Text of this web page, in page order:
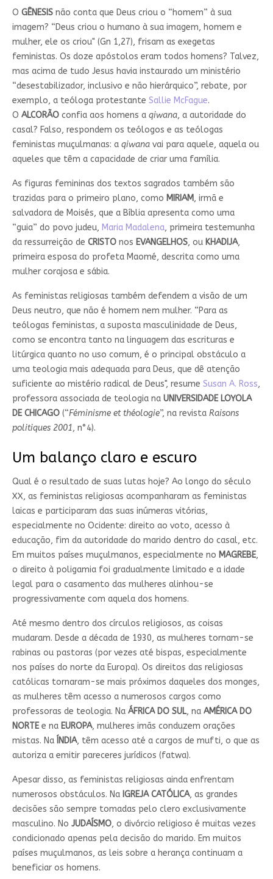
O GÊNESISnão conta que Deus criou o “homem” à sua
imagem? “Deus criou o humano à sua imagem, homem e
mulher, ele os criou" (Gn 1,27), frisam as exegetas
feministas. Os doze apóstolos eram todos homens? Talvez,
mas acima de tudo Jesus havia instaurado um ministério
“desestabilizador, inclusivo e não hierárquico”, rebate, por
exemplo, a teóloga protestante Sallie McFague.
O ALCORÃOconfia aos homens a qiwana, a autoridade do
casal? Falso, respondem os teólogos e as teólogas
feministas muçulmanas: a qiwanavai para aquele, aquela ou
aqueles que têm a capacidade de criar uma família.
As figuras femininas dos textos sagrados também são
trazidas para o primeiro plano, como MIRIAM, irmã e
salvadora de Moisés, que a Bíblia apresenta como uma
“guia” do povo judeu, Maria Madalena, primeira testemunha
da ressurreição de CRISTO nos EVANGELHOS, ou KHADIJA,
primeira esposa do profeta Maomé, descrita como uma
mulher corajosa e sábia.
As feministas religiosas também defendem a visão de um
Deus neutro, que não é homem nem mulher. “Para as
teólogas feministas, a suposta masculinidade de Deus,
como se encontra tanto na linguagem das escrituras e
litúrgica quanto no uso comum, é o principal obstáculo a
uma teologia mais adequada para Deus, que dê atenção
suficiente ao mistério radical de Deus", resume Susan A. Ross,
professora associada de teologia na UNIVERSIDADE LOYOLA
DE CHICAGO(“Féminisme et théologie”, na revista Raisons
politiques 2001, n°4).
Um balanço claro e escuro
Qual é o resultado de suas lutas hoje? Ao longo do século
XX, as feministas religiosas acompanharam as feministas
laicas e participaram das suas inúmeras vitórias,
especialmente no Ocidente: direito ao voto, acesso à
educação, fim da autoridade do marido dentro do casal, etc.
Em muitos países muçulmanos, especialmente no MAGREBE,
o direito à poligamia foi gradualmente limitado e a idade
legal para o casamento das mulheres alinhou-se
progressivamente com aquela dos homens.
Até mesmo dentro dos círculos religiosos, as coisas
mudaram. Desde a década de 1930, as mulheres tornam-se
rabinas ou pastoras (por vezes até bispas, especialmente
nos países do norte da Europa). Os direitos das religiosas
católicas tornaram-se mais próximos daqueles dos monges,
as mulheres têm acesso a numerosos cargos como
professoras de teologia. Na ÁFRICA DO SUL, na AMÉRICA DO
NORTEe na EUROPA, mulheres imãs conduzem orações
mistas. Na ÍNDIA, têm acesso até a cargos de mufti, o que as
autoriza a emitir pareceres jurídicos (fatwa).
Apesar disso, as feministas religiosas ainda enfrentam
numerosos obstáculos. Na IGREJA CATÓLICA, as grandes
decisões são sempre tomadas pelo clero exclusivamente
masculino. No JUDAÍSMO, o divórcio religioso é muitas vezes
condicionado apenas pela decisão do marido. Em muitos
países muçulmanos, as leis sobre a herança continuam a
beneficiar os homens.